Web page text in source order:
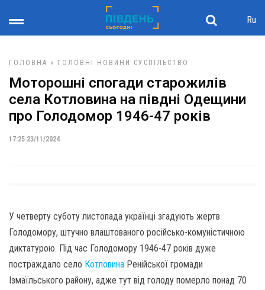
Ru
ГОЛОВНА » ГОЛОВНІ НОВИНИ СУСПІЛЬСТВО
Моторошні спогади старожилів
села Котловина на півдні Одещини
про Голодомор 1946-47 років
17:25 23/11/2024
У четверту суботу листопада українці згадують жертв
Голодомору, штучно влаштованого російсько-комуністичною
диктатурою. Під час Голодомору 1946-47 років дуже
постраждало село Котловина Ренійської громади
Ізмаїльського району, адже тут від голоду померло понад 70